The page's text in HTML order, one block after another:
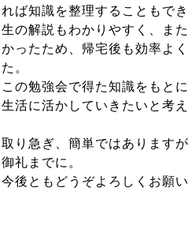
れば知識を整理することもで
生の解説もわかりやすく、ま
かったため、帰宅後も効率よ
た。
この勉強会で得た知識をもと
生活に活かしていきたいと考え
取り急ぎ、簡単ではあります
御礼までに。
今後ともどうぞよろしくお願い